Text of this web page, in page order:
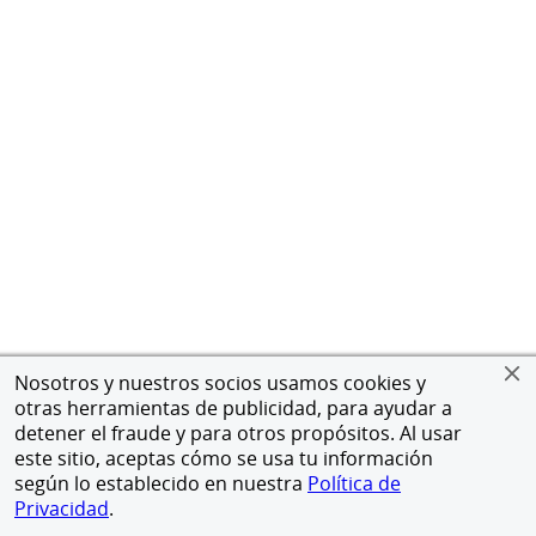
Nosotros y nuestros socios usamos cookies y
otras herramientas de publicidad, para ayudar a
detener el fraude y para otros propósitos. Al usar
este sitio, aceptas cómo se usa tu información
según lo establecido en nuestra Política de
Privacidad.